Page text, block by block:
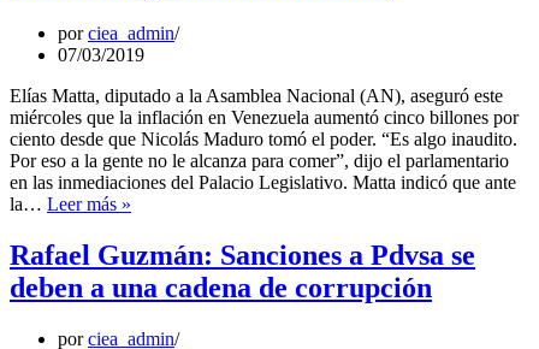
con
el
Dicom
porciea_admin
07/03/2019
Elías Matta, diputado a la Asamblea Nacional (AN), aseguró este
miércoles que la inflación en Venezuela aumentó cinco billones por
ciento desde que Nicolás Maduro tomó el poder. “Es algo inaudito.
Por eso a la gente no le alcanza para comer”, dijo el parlamentario
en las inmediaciones del Palacio Legislativo. Matta indicó que ante
la… Leer más »
Inflación
aumentó
cinco
en
Rafael Guzmán: Sanciones a Pdvsa se
deben a una cadena de corrupción
porciea_admin